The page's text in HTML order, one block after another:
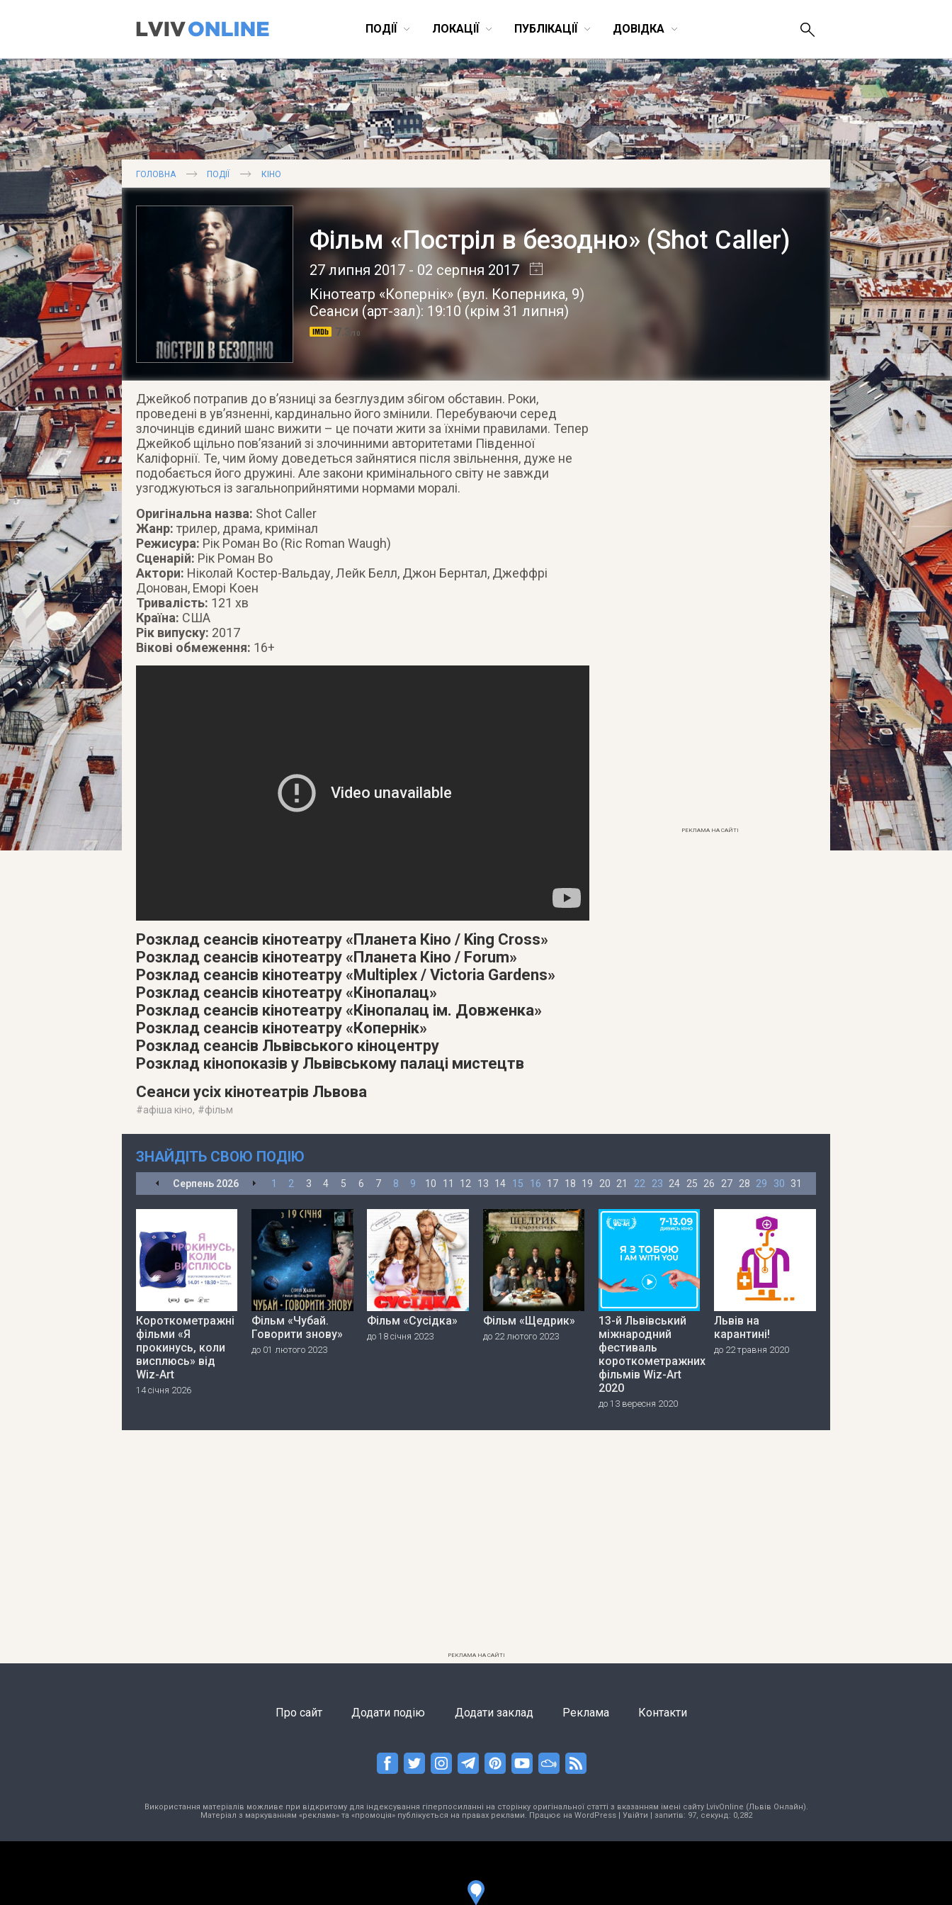
ПОДІЇ ЛОКАЦІЇ ПУБЛІКАЦІЇ ДОВІДКА
ГОЛОВНА ПОДІЇ КІНО
Фільм «Постріл в безодню» (Shot Caller)
27 липня 2017 - 02 серпня 2017
Кінотеатр «Копернік» (вул. Коперника, 9)
Сеанси (арт-зал): 19:10 (крім 31 липня)
7.3 /10
Джейкоб потрапив до в’язниці за безглуздим збігом обставин. Роки,
проведені в ув’язненні, кардинально його змінили. Перебуваючи серед
злочинців єдиний шанс вижити – це почати жити за їхніми правилами. Тепер
Джейкоб щільно пов’язаний зі злочинними авторитетами Південної
Каліфорнії. Те, чим йому доведеться зайнятися після звільнення, дуже не
подобається його дружині. Але закони кримінального світу не завжди
узгоджуються із загальноприйнятими нормами моралі.
Оригінальна назва: Shot Caller
Жанр: трилер, драма, кримінал
Режисура: Рік Роман Во (Ric Roman Waugh)
Сценарій: Рік Роман Во
Актори: Ніколай Костер-Вальдау, Лейк Белл, Джон Бернтал, Джеффрі
Донован, Еморі Коен
Тривалість: 121 хв
Країна: США
Рік випуску: 2017
Вікові обмеження: 16+
Розклад сеансів кінотеатру «Планета Кіно / King Cross»
Розклад сеансів кінотеатру «Планета Кіно / Forum»
Розклад сеансів кінотеатру «Multiplex / Victoria Gardens»
Розклад сеансів кінотеатру «Кінопалац»
Розклад сеансів кінотеатру «Кінопалац ім. Довженка»
Розклад сеансів кінотеатру «Копернік»
Розклад сеансів Львівського кіноцентру
Розклад кінопоказів у Львівському палаці мистецтв
Сеанси усіх кінотеатрів Львова
#афіша кіно, #фільм
РЕКЛАМА НА САЙТІ
ЗНАЙДІТЬ СВОЮ ПОДІЮ
Серпень 2026 1 2 3 4 5 6 7 8 9 10 11 12 13 14 15 16 17 18 19 20 21 22 23 24 25 26 27 28 29 30 31
Короткометражні
фільми «Я
прокинусь, коли
висплюсь» від
Wiz-Art
14 січня 2026
Фільм «Чубай.
Говорити знову»
до 01 лютого 2023
Фільм «Сусідка»
до 18 січня 2023
Фільм «Щедрик»
до 22 лютого 2023
13-й Львівський
міжнародний
фестиваль
короткометражних
фільмів Wiz-Art
2020
до 13 вересня 2020
Львів на
карантині!
до 22 травня 2020
РЕКЛАМА НА САЙТІ
Про сайт Додати подію Додати заклад Реклама Контакти
Використання матеріалів можливе при відкритому для індексування гіперпосиланні на сторінку оригінальної статті з вказанням імені сайту LvivOnline (Львів Онлайн).
Матеріал з маркуванням «реклама» та «промоція» публікується на правах реклами. Працює на WordPress| Увійти | запитів: 97, секунд: 0,282